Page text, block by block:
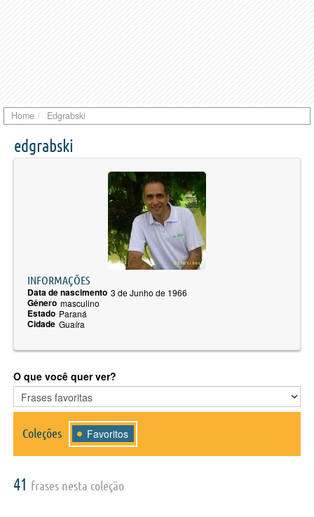
Home Edgrabski
edgrabski
INFORMAÇÕES
Data de nascimento 3 de Junho de 1966
Gênero masculino
Estado Paraná
Cidade Guaíra
O que você quer ver?
Coleções Favoritos
41 frases nesta coleção